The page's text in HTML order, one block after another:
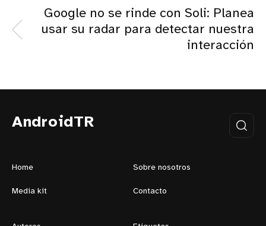
Google no se rinde con Soli: Planea
usar su radar para detectar nuestra
interacción
AndroidTR
Home Sobre nosotros
Media kit Contacto